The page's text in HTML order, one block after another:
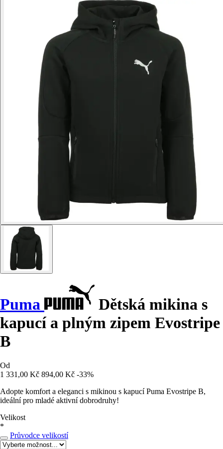
Puma
Dětská mikina s
kapucí a plným zipem Evostripe
B
Od
1 331,00 Kč 894,00 Kč -33%
Adopte komfort a eleganci s mikinou s kapucí Puma Evostripe B,
ideální pro mladé aktivní dobrodruhy!
Velikost
*
Průvodce velikostí